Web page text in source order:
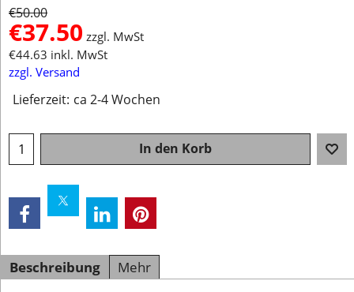
€50.00
€37.50 zzgl. MwSt
€44.63 inkl. MwSt
zzgl. Versand
Lieferzeit: ca 2-4 Wochen
In den Korb
Beschreibung Mehr